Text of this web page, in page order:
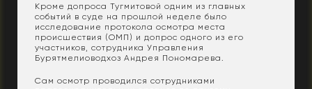
Кроме допроса Тугмитовой одним из главных
событий в суде на прошлой неделе было
исследование протокола осмотра места
происшествия (ОМП) и допрос одного из его
участников, сотрудника Управления
Бурятмелиоводхоз Андрея Пономарева.
Сам осмотр проводился сотрудниками